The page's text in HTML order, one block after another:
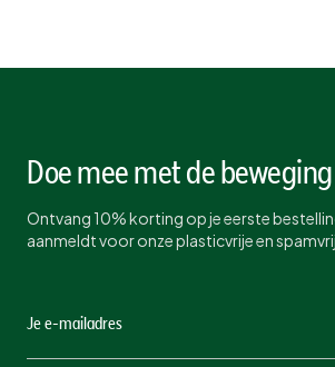
Doe mee met de beweging
Ontvang 10% korting op je eerste
aanmeldt voor onze plasticvrije en